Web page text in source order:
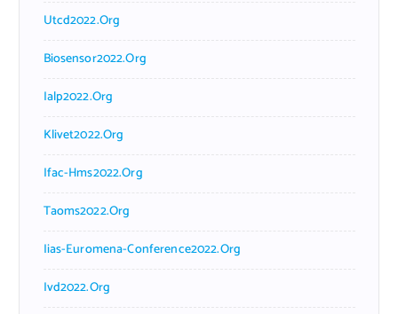
Utcd2022.org
Biosensor2022.org
Ialp2022.org
Klivet2022.org
Ifac-Hms2022.org
Taoms2022.org
Iias-Euromena-Conference2022.org
Ivd2022.org